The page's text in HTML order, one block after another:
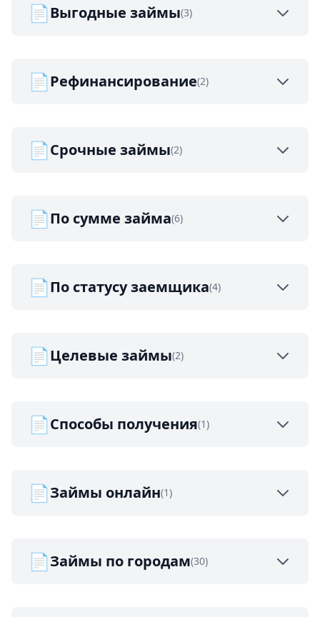
📄Выгодные займы(3)
📄Рефинансирование(2)
📄Срочные займы(2)
📄По сумме займа(6)
📄По статусу заемщика(4)
📄Целевые займы(2)
📄Способы получения(1)
📄Займы онлайн(1)
📄Займы по городам(30)